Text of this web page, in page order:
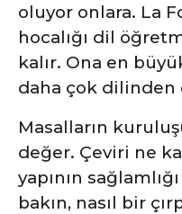
oluyor onlara. La
hocalığı dil
kalır. Ona en
daha çok dilinden
Masalların
değer. Çeviri ne
yapının
bakın, nasıl bir